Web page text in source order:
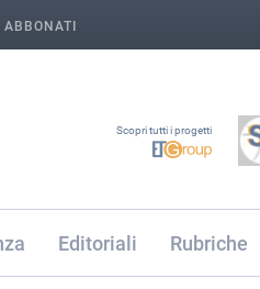
ABBONATI
Scopri tutti i progetti
Editoriali Rubriche